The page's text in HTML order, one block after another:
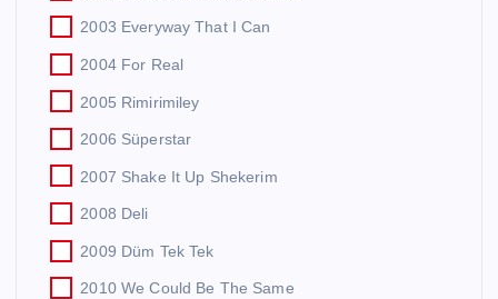
2003 Everyway That I Can
2004 For Real
2005 Rimirimiley
2006 Süperstar
2007 Shake It Up Shekerim
2008 Deli
2009 Düm Tek Tek
2010 We Could Be The Same